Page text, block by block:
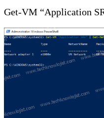
Get-VM “Application